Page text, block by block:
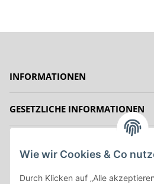
INFORMATIONEN
GESETZLICHE INFORMATIONEN
ZAHLUNGSMÖGLICHKEITEN
Wie wir Cookies & Co
Durch Klicken auf „Alle